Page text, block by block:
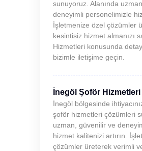
sunuyoruz. Alanında
deneyimli personelimizle
İşletmenize özel çözümler
kesintisiz hizmet almanızı
Hizmetleri konusunda
bizimle iletişime geçin.
İnegöl Şoför Hizmetleri
İnegöl bölgesinde
şoför hizmetleri çözümleri
uzman, güvenilir ve
hizmet kalitenizi artırın.
çözümler üreterek verimli